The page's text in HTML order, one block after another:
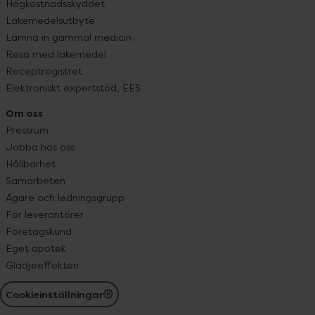
Högkostnadsskyddet
Läkemedelsutbyte
Lämna in gammal medicin
Resa med läkemedel
Receptregistret
Elektroniskt expertstöd, EES
Om oss
Pressrum
Jobba hos oss
Hållbarhet
Samarbeten
Ägare och ledningsgrupp
För leverantörer
Företagskund
Eget apotek
Glädjeeffekten
Cookieinställningar